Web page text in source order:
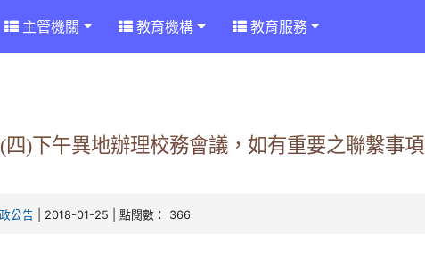
主管機關 教育機構 教育服務
四)下午異地辦理校務會議，如有重要之聯繫事
公告 | 2018-01-25 | 點閱數： 366